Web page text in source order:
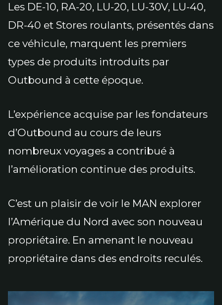
Les DE-10, RA-20, LU-20, LU-30V, LU-40,
DR-40 et Stores roulants, présentés dans
ce véhicule, marquent les premiers
types de produits introduits par
Outbound à cette époque.
L’expérience acquise par les fondateurs
d’Outbound au cours de leurs
nombreux voyages a contribué à
l’amélioration continue des produits.
C’est un plaisir de voir le MAN explorer
l’Amérique du Nord avec son nouveau
propriétaire. En amenant le nouveau
propriétaire dans des endroits reculés.